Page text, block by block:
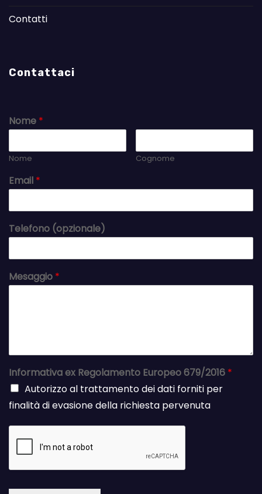
Contatti
Contattaci
Nome *
Nome Cognome
Email *
Telefono (opzionale)
Mesaggio *
Informativa ex Regolamento Europeo 679/2016 *
Autorizzo al trattamento dei dati forniti per
finalità di evasione della richiesta pervenuta